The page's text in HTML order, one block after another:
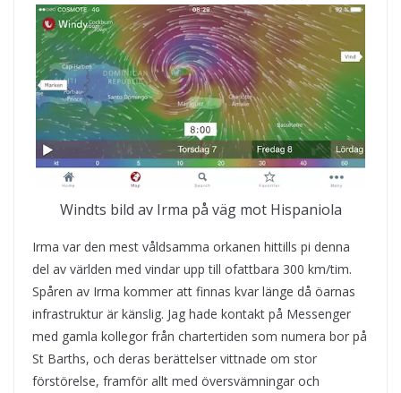
Windts bild av Irma på väg mot Hispaniola
Irma var den mest våldsamma orkanen hittills pi denna
del av världen med vindar upp till ofattbara 300 km/tim.
Spåren av Irma kommer att finnas kvar länge då öarnas
infrastruktur är känslig. Jag hade kontakt på Messenger
med gamla kollegor från chartertiden som numera bor på
St Barths, och deras berättelser vittnade om stor
förstörelse, framför allt med översvämningar och